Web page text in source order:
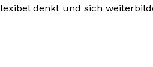
denkt und sich